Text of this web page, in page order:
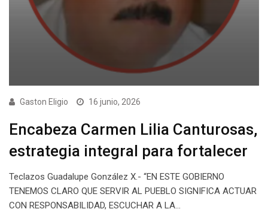
Gaston Eligio 16 junio, 2026
Encabeza Carmen Lilia Canturosas,
estrategia integral para fortalecer
Teclazos Guadalupe González X.- “EN ESTE GOBIERNO
TENEMOS CLARO QUE SERVIR AL PUEBLO SIGNIFICA ACTUAR
CON RESPONSABILIDAD, ESCUCHAR A LA…